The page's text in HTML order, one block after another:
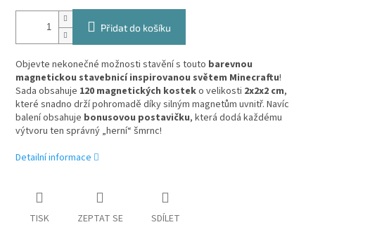
Přidat do košíku
Objevte nekonečné možnosti stavění s touto barevnou
magnetickou stavebnicí inspirovanou světem Minecraftu!
Sada obsahuje 120 magnetických kosteko velikosti 2x2x2 cm,
které snadno drží pohromadě díky silným magnetům uvnitř. Navíc
balení obsahuje bonusovou postavičku, která dodá každému
výtvoru ten správný „herní“ šmrnc!
Detailní informace
TISK ZEPTAT SE SDÍLET